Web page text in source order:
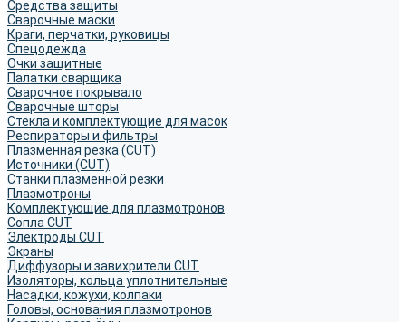
Средства защиты
Сварочные маски
Краги, перчатки, руковицы
Спецодежда
Очки защитные
Палатки сварщика
Сварочное покрывало
Сварочные шторы
Стекла и комплектующие для масок
Респираторы и фильтры
Плазменная резка (CUT)
Источники (CUT)
Станки плазменной резки
Плазмотроны
Комплектующие для плазмотронов
Сопла CUT
Электроды CUT
Экраны
Диффузоры и завихрители CUT
Изоляторы, кольца уплотнительные
Насадки, кожухи, колпаки
Головы, основания плазмотронов